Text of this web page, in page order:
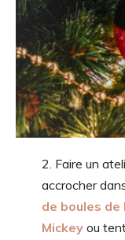
2. Faire un
accrocher
de boules de
Mickeyou